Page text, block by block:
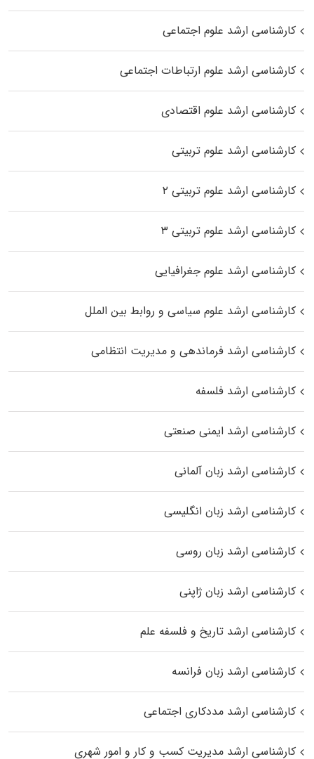
کارشناسی ارشد علوم اجتماعی
کارشناسی ارشد علوم ارتباطات اجتماعی
کارشناسی ارشد علوم اقتصادی
کارشناسی ارشد علوم تربیتی
کارشناسی ارشد علوم تربیتی ۲
کارشناسی ارشد علوم تربیتی ۳
کارشناسی ارشد علوم جغرافیایی
کارشناسی ارشد علوم سیاسی و روابط بین الملل
کارشناسی ارشد فرماندهی و مدیریت انتظامی
کارشناسی ارشد فلسفه
کارشناسی ارشد ایمنی صنعتی
کارشناسی ارشد زبان آلمانی
کارشناسی ارشد زبان انگلیسی
کارشناسی ارشد زبان روسی
کارشناسی ارشد زبان ژاپنی
کارشناسی ارشد تاریخ و فلسفه علم
کارشناسی ارشد زبان فرانسه
کارشناسی ارشد مددکاری اجتماعی
کارشناسی ارشد مدیریت کسب و کار و امور شهری